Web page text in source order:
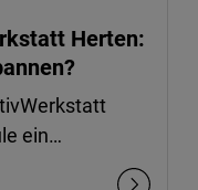
Herten:
ein…